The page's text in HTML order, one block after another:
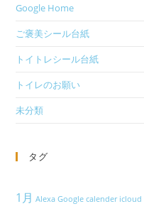
Google Home
ご褒美シール台紙
トイトレシール台紙
トイレのお願い
未分類
タグ
1月 Alexa Google calender icloud